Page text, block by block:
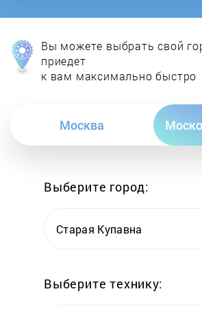
Вы можете выбрать свой
приедет
к вам максимально быстро
Москва
Выберите город:
Старая Купавна
Выберите технику: